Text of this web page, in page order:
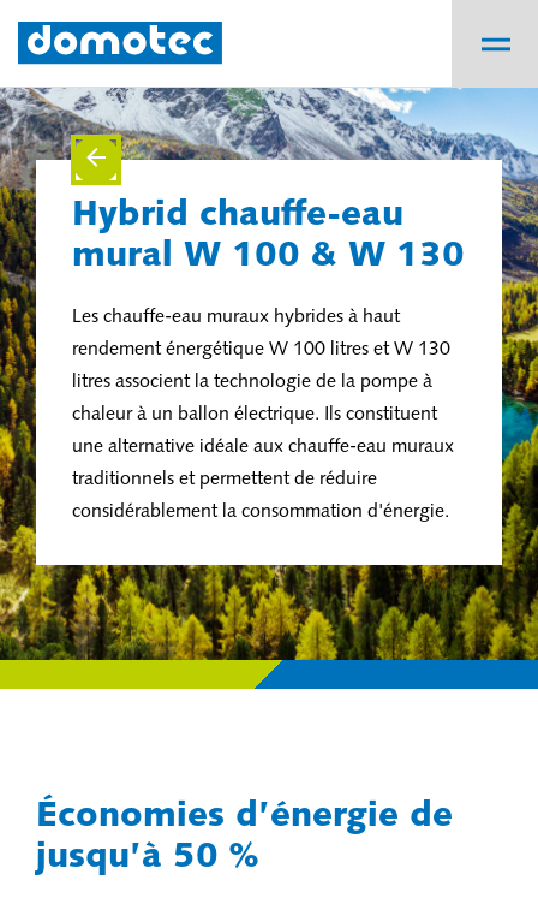
Hybrid chauffe-eau
mural W 100 & W 130
Les chauffe-eau muraux hybrides à haut
rendement énergétique W 100 litres et W 130
litres associent la technologie de la pompe à
chaleur à un ballon électrique. Ils constituent
une alternative idéale aux chauffe-eau muraux
traditionnels et permettent de réduire
considérablement la consommation d'énergie.
Économies d’énergie de
jusqu’à 50 %